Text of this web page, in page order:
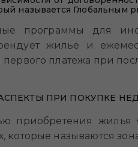
называется Глобальным
программы для
жилье и
первого платежа при
ПРИ ПОКУПКЕ
приобретения жилья
которые называются